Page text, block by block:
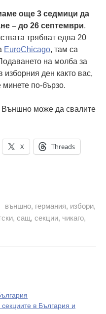
още 3 седмици да
– до 26 септември.
трябват едва 20
EuroChicago, там са
на молба за
ден както вас,
по-бързо.
Външно може да свалите
X Threads
външно, германия, избори,
, сащ, секции, чикаго,
в България и